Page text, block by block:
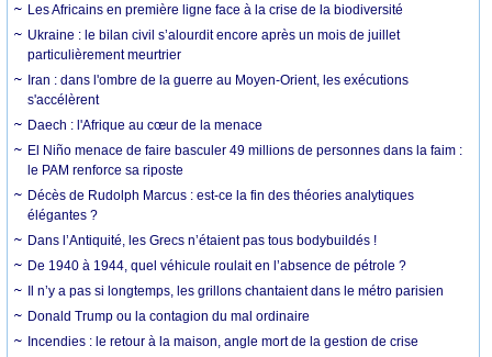
Les Africains en première ligne face à la crise de la biodiversité
Ukraine : le bilan civil s’alourdit encore après un mois de juillet
particulièrement meurtrier
Iran : dans l'ombre de la guerre au Moyen-Orient, les exécutions
s'accélèrent
Daech : l'Afrique au cœur de la menace
El Niño menace de faire basculer 49 millions de personnes dans la faim :
le PAM renforce sa riposte
Décès de Rudolph Marcus : est-ce la fin des théories analytiques
élégantes ?
Dans l’Antiquité, les Grecs n’étaient pas tous bodybuildés !
De 1940 à 1944, quel véhicule roulait en l’absence de pétrole ?
Il n’y a pas si longtemps, les grillons chantaient dans le métro parisien
Donald Trump ou la contagion du mal ordinaire
Incendies : le retour à la maison, angle mort de la gestion de crise